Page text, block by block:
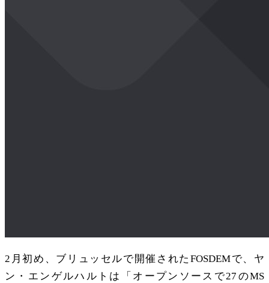
2月初め、ブリュッセルで開催されたFOSDEMで、ヤ
ン・エンゲルハルトは「オープンソースで27のMS